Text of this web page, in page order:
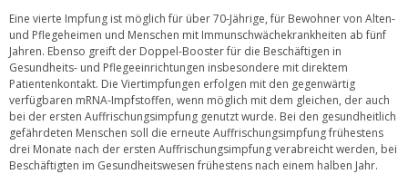
Eine vierte Impfung ist möglich für über 70-Jährige, für Bewohner von Alten-
und Pflegeheimen und Menschen mit Immunschwächekrankheiten ab fünf
Jahren. Ebenso greift der Doppel-Booster für die Beschäftigen in
Gesundheits- und Pflegeeinrichtungen insbesondere mit direktem
Patientenkontakt. Die Viertimpfungen erfolgen mit den gegenwärtig
verfügbaren mRNA-Impfstoffen, wenn möglich mit dem gleichen, der auch
bei der ersten Auffrischungsimpfung genutzt wurde. Bei den gesundheitlich
gefährdeten Menschen soll die erneute Auffrischungsimpfung frühestens
drei Monate nach der ersten Auffrischungsimpfung verabreicht werden, bei
Beschäftigten im Gesundheitswesen frühestens nach einem halben Jahr.